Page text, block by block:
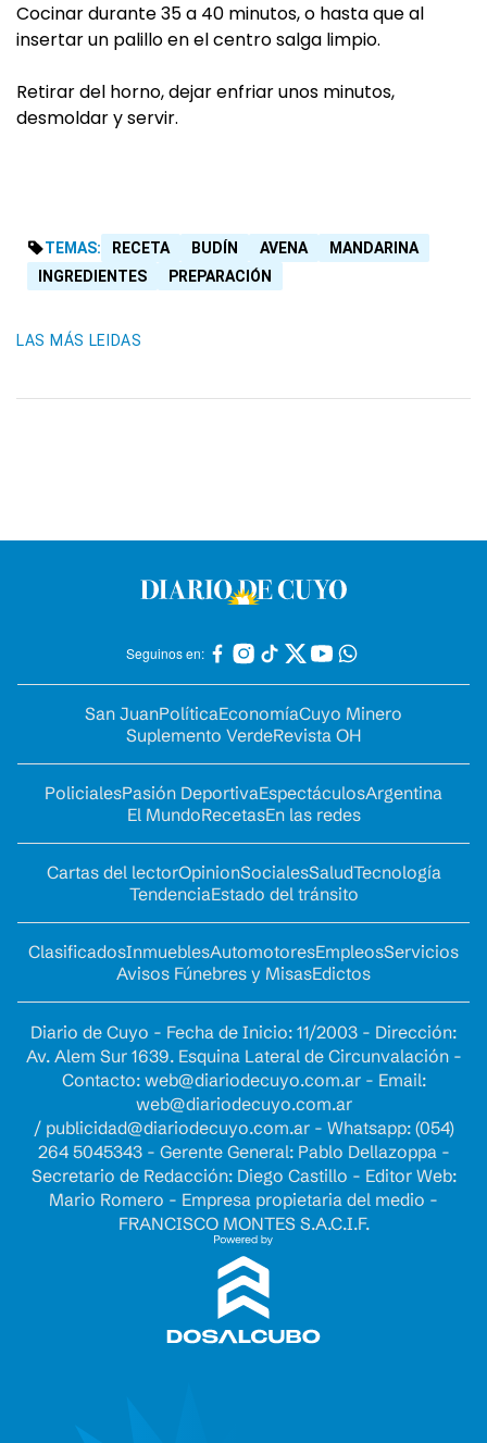
Cocinar durante 35 a 40 minutos, o hasta que al
insertar un palillo en el centro salga limpio.
Retirar del horno, dejar enfriar unos minutos,
desmoldar y servir.
TEMAS: RECETA BUDÍN AVENA
MANDARINA
INGREDIENTES
PREPARACIÓN
LAS MÁS LEIDAS
Seguinos en:
San JuanPolíticaEconomíaCuyo Minero
Suplemento VerdeRevista OH
PolicialesPasión DeportivaEspectáculosArgentina
El MundoRecetasEn las redes
Cartas del lectorOpinionSocialesSaludTecnología
TendenciaEstado del tránsito
ClasificadosInmueblesAutomotoresEmpleosServicios
Avisos Fúnebres y MisasEdictos
Diario de Cuyo - Fecha de Inicio: 11/2003 - Dirección:
Av. Alem Sur 1639. Esquina Lateral de Circunvalación -
Contacto: web@diariodecuyo.com.ar- Email:
web@diariodecuyo.com.ar
/ publicidad@diariodecuyo.com.ar- Whatsapp: (054)
264 5045343 - Gerente General: Pablo Dellazoppa -
Secretario de Redacción: Diego Castillo - Editor Web:
Mario Romero - Empresa propietaria del medio -
FRANCISCO MONTES S.A.C.I.F.